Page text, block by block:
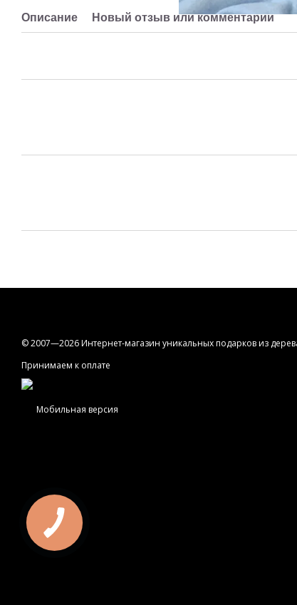
Описание Новый отзыв или комментарий
© 2007—2026 Интернет-магазин уникальных подарков из
Принимаем к оплате
Мобильная версия